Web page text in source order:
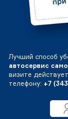
Лучший способ
автосервис
визите
телефону: +7